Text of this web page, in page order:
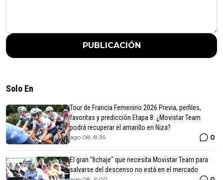
PUBLICACIÓN
Solo En
Tour de Francia Femenino 2026 Previa, perfiles,
favoritas y predicción Etapa 8: ¿Movistar Team
podrá recuperar el amarillo en Niza?
ago 08, 8:35 0
El gran "fichaje" que necesita Movistar Team para
salvarse del descenso no está en el mercado